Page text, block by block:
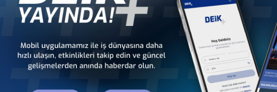
FORUMU, 26 ŞUBAT 2026, TSINANDALI-
GÜRCİSTAN
MALİ GENEL KURULLARI VE TİCARİ DİPLOMASİ